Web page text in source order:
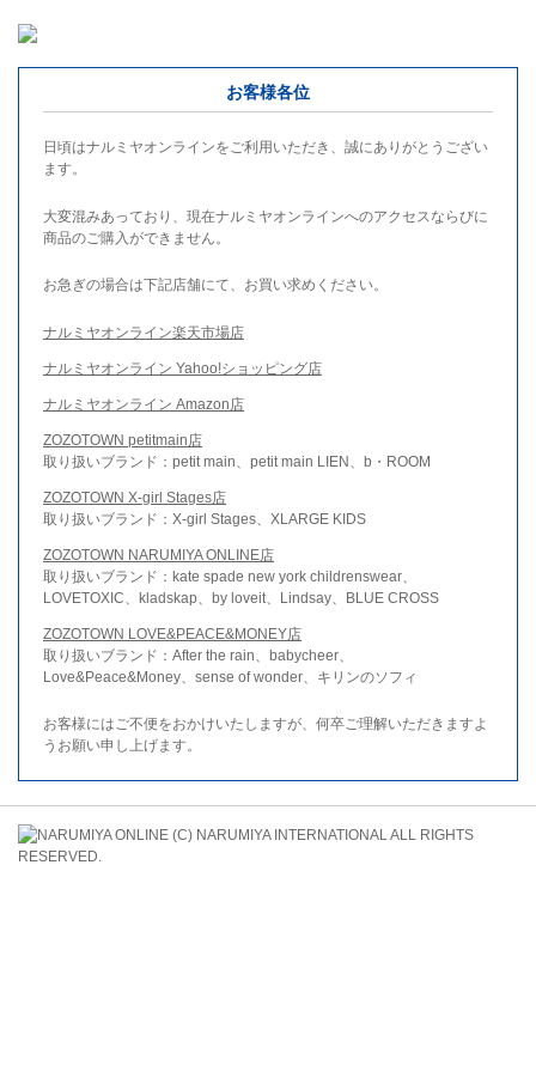
お客様各位
日頃はナルミヤオンラインをご利用いただき、誠にありがとうござい
ます。
大変混みあっており、現在ナルミヤオンラインへのアクセスならびに
商品のご購入ができません。
お急ぎの場合は下記店舗にて、お買い求めください。
ナルミヤオンライン楽天市場店
ナルミヤオンライン Yahoo!ショッピング店
ナルミヤオンライン Amazon店
ZOZOTOWN petitmain店
取り扱いブランド：petit main、petit main LIEN、b・ROOM
ZOZOTOWN X-girl Stages店
取り扱いブランド：X-girl Stages、XLARGE KIDS
ZOZOTOWN NARUMIYA ONLINE店
取り扱いブランド：kate spade new york childrenswear、
LOVETOXIC、kladskap、by loveit、Lindsay、BLUE CROSS
ZOZOTOWN LOVE&PEACE&MONEY店
取り扱いブランド：After the rain、babycheer、
Love&Peace&Money、sense of wonder、キリンのソフィ
お客様にはご不便をおかけいたしますが、何卒ご理解いただきますよ
うお願い申し上げます。